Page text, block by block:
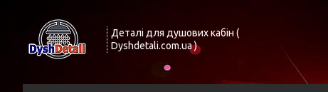
Деталі для душових кабін (
Dyshdetali.com.ua )